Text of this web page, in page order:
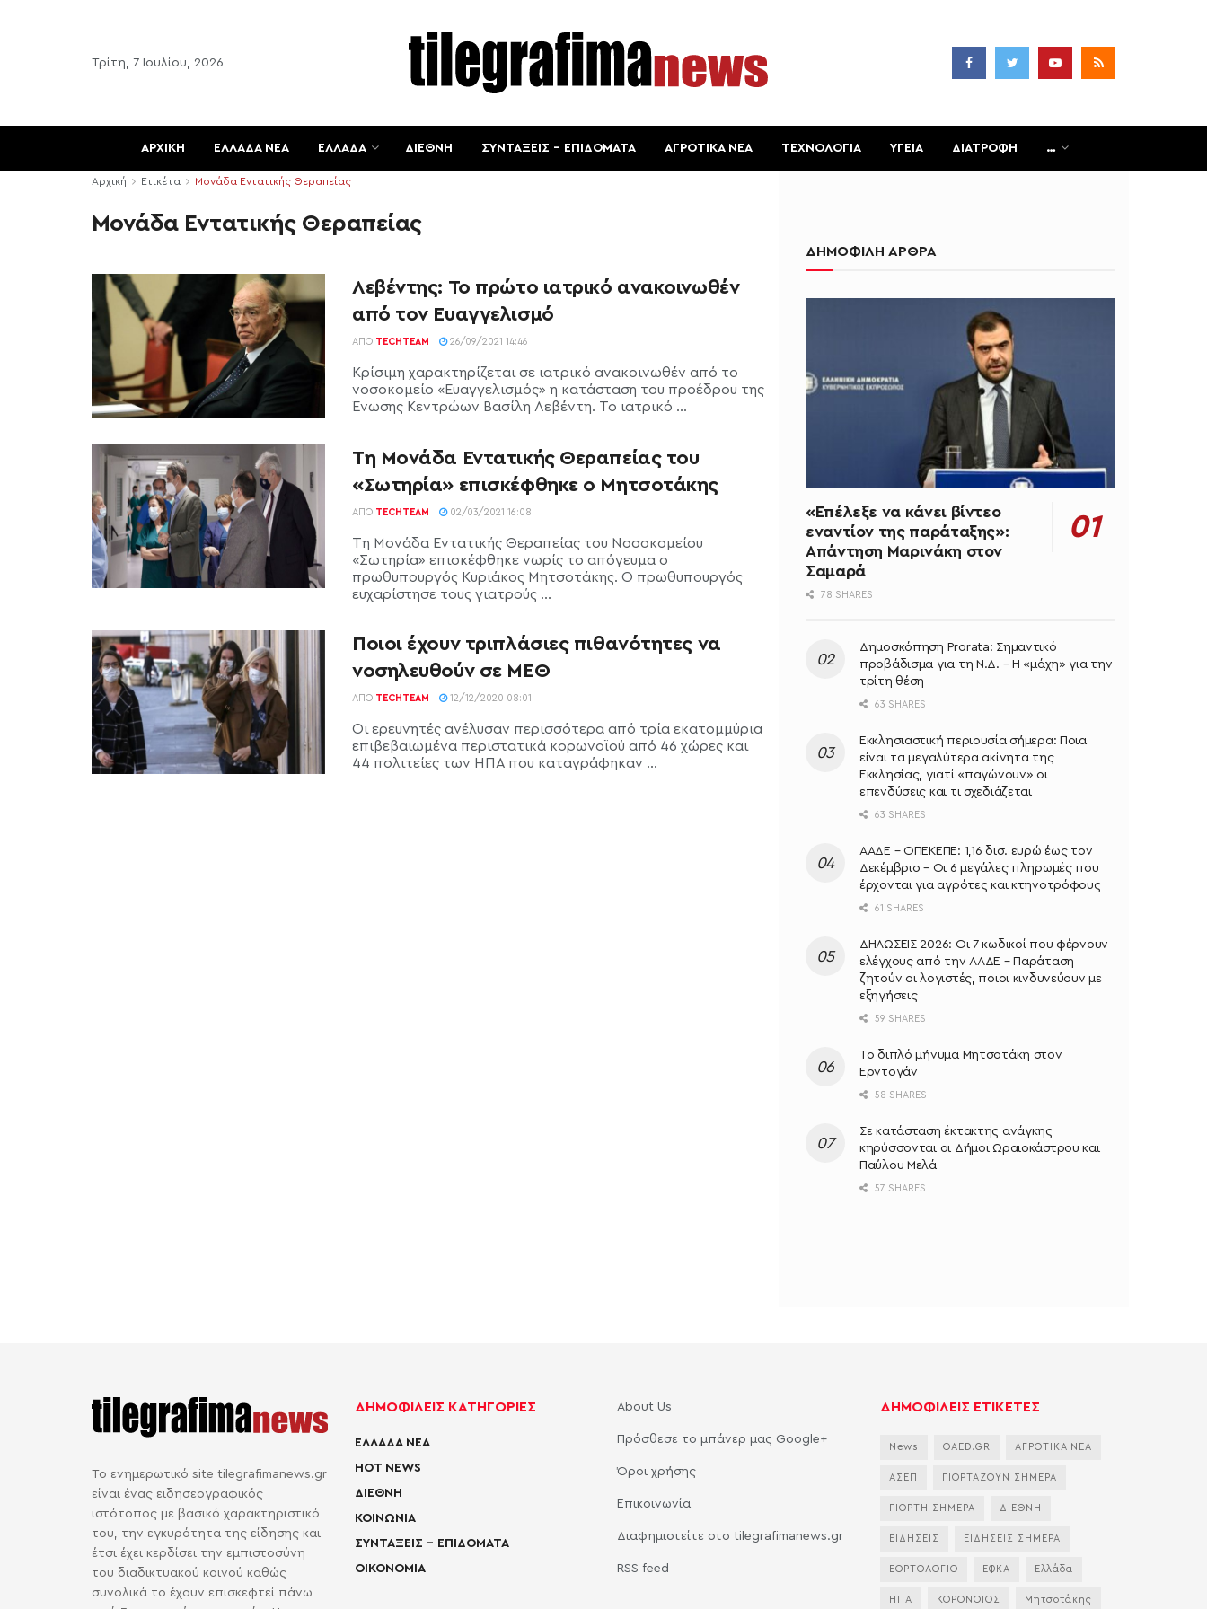
Τρίτη, 7 Ιουλίου, 2026
ΑΡΧΙΚΗ ΕΛΛΑΔΑ ΝΕΑ ΕΛΛΑΔΑ ΔΙΕΘΝΗ ΣΥΝΤΑΞΕΙΣ – ΕΠΙΔΟΜΑΤΑ ΑΓΡΟΤΙΚΑ ΝΕΑ ΤΕΧΝΟΛΟΓΙΑ ΥΓΕΙΑ ΔΙΑΤΡΟΦΗ …
Αρχική Ετικέτα Μονάδα Εντατικής Θεραπείας
Μονάδα Εντατικής Θεραπείας
Λεβέντης: Το πρώτο ιατρικό ανακοινωθέν
από τον Ευαγγελισμό
ΑΠΌ TECHTEAM 26/09/2021 14:46
Κρίσιμη χαρακτηρίζεται σε ιατρικό ανακοινωθέν από το
νοσοκομείο «Ευαγγελισμός» η κατάσταση του προέδρου της
Ένωσης Κεντρώων Βασίλη Λεβέντη. Το ιατρικό ...
Τη Μονάδα Εντατικής Θεραπείας του
«Σωτηρία» επισκέφθηκε o Μητσοτάκης
ΑΠΌ TECHTEAM 02/03/2021 16:08
Τη Μονάδα Εντατικής Θεραπείας του Νοσοκομείου
«Σωτηρία» επισκέφθηκε νωρίς το απόγευμα ο
πρωθυπουργός Κυριάκος Μητσοτάκης. Ο πρωθυπουργός
ευχαρίστησε τους γιατρούς ...
Ποιοι έχουν τριπλάσιες πιθανότητες να
νοσηλευθούν σε ΜΕΘ
ΑΠΌ TECHTEAM 12/12/2020 08:01
Οι ερευνητές ανέλυσαν περισσότερα από τρία εκατομμύρια
επιβεβαιωμένα περιστατικά κορωνοϊού από 46 χώρες και
44 πολιτείες των ΗΠΑ που καταγράφηκαν ...
ΔΗΜΟΦΙΛΗ ΑΡΘΡΑ
«Επέλεξε να κάνει βίντεο
εναντίον της παράταξης»:
Απάντηση Μαρινάκη στον
Σαμαρά
78 SHARES
Δημοσκόπηση Prorata: Σημαντικό
προβάδισμα για τη Ν.Δ. – Η «μάχη» για την
τρίτη θέση
63 SHARES
Εκκλησιαστική περιουσία σήμερα: Ποια
είναι τα μεγαλύτερα ακίνητα της
Εκκλησίας, γιατί «παγώνουν» οι
επενδύσεις και τι σχεδιάζεται
63 SHARES
ΑΑΔΕ – ΟΠΕΚΕΠΕ: 1,16 δισ. ευρώ έως τον
Δεκέμβριο – Οι 6 μεγάλες πληρωμές που
έρχονται για αγρότες και κτηνοτρόφους
61 SHARES
ΔΗΛΩΣΕΙΣ 2026: Οι 7 κωδικοί που φέρνουν
ελέγχους από την ΑΑΔΕ – Παράταση
ζητούν οι λογιστές, ποιοι κινδυνεύουν με
εξηγήσεις
59 SHARES
Το διπλό μήνυμα Μητσοτάκη στον
Ερντογάν
58 SHARES
Σε κατάσταση έκτακτης ανάγκης
κηρύσσονται οι Δήμοι Ωραιοκάστρου και
Παύλου Μελά
57 SHARES
Το ενημερωτικό site tilegrafimanews.gr
είναι ένας ειδησεογραφικός
ιστότοπος με βασικό χαρακτηριστικό
του, την εγκυρότητα της είδησης και
έτσι έχει κερδίσει την εμπιστοσύνη
του διαδικτυακού κοινού καθώς
συνολικά το έχουν επισκεφτεί πάνω
ΔΗΜΟΦΙΛΕΙΣ ΚΑΤΗΓΟΡΙΕΣ
ΕΛΛΑΔΑ ΝΕΑ
HOT NEWS
ΔΙΕΘΝΗ
ΚΟΙΝΩΝΙΑ
ΣΥΝΤΑΞΕΙΣ – ΕΠΙΔΟΜΑΤΑ
ΟΙΚΟΝΟΜΙΑ
About Us
Πρόσθεσε το μπάνερ μας Google+
Όροι χρήσης
Επικοινωνία
Διαφημιστείτε στο tilegrafimanews.gr
RSS feed
ΔΗΜΟΦΙΛΕΙΣ ΕΤΙΚΕΤΕΣ
News OAED.GR ΑΓΡΟΤΙΚΑ ΝΕΑ
ΑΣΕΠ ΓΙΟΡΤΑΖΟΥΝ ΣΗΜΕΡΑ
ΓΙΟΡΤΗ ΣΗΜΕΡΑ ΔΙΕΘΝΗ
ΕΙΔΗΣΕΙΣ ΕΙΔΗΣΕΙΣ ΣΗΜΕΡΑ
ΕΟΡΤΟΛΟΓΙΟ ΕΦΚΑ Ελλάδα
ΗΠΑ ΚΟΡΟΝΟΙΟΣ Μητσοτάκης